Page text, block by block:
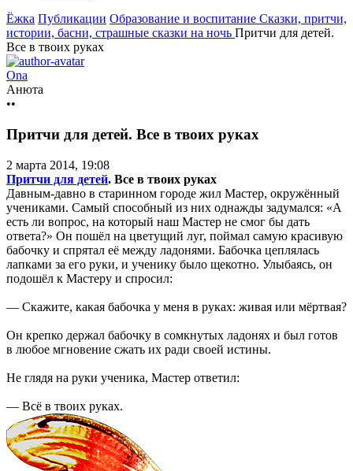
Ёжка Публикации Образование и воспитание Сказки, притчи,
истории, басни, страшные сказки на ночь Притчи для детей.
Все в твоих руках
Ona
Анюта
••
Притчи для детей. Все в твоих руках
2 марта 2014, 19:08
Притчи для детей. Все в твоих руках
Давным-давно в старинном городе жил Мастер, окружённый
учениками. Самый способный из них однажды задумался: «А
есть ли вопрос, на который наш Мастер не смог бы дать
ответа?» Он пошёл на цветущий луг, поймал самую красивую
бабочку и спрятал её между ладонями. Бабочка цеплялась
лапками за его руки, и ученику было щекотно. Улыбаясь, он
подошёл к Мастеру и спросил:
— Скажите, какая бабочка у меня в руках: живая или мёртвая?
Он крепко держал бабочку в сомкнутых ладонях и был готов
в любое мгновение сжать их ради своей истины.
Не глядя на руки ученика, Мастер ответил:
— Всё в твоих руках.